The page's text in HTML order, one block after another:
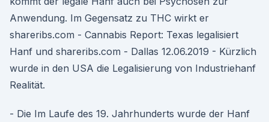
Anwendung. Im Gegensatz zu THC wirkt er
shareribs.com - Cannabis Report: Texas legalisiert
Hanf und shareribs.com - Dallas 12.06.2019 - Kürzlich
wurde in den USA die Legalisierung von Industriehanf
Realität.
- Die Im Laufe des 19. Jahrhunderts wurde der Hanf